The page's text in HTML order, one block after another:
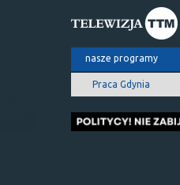
nasze programy
Praca Gdynia